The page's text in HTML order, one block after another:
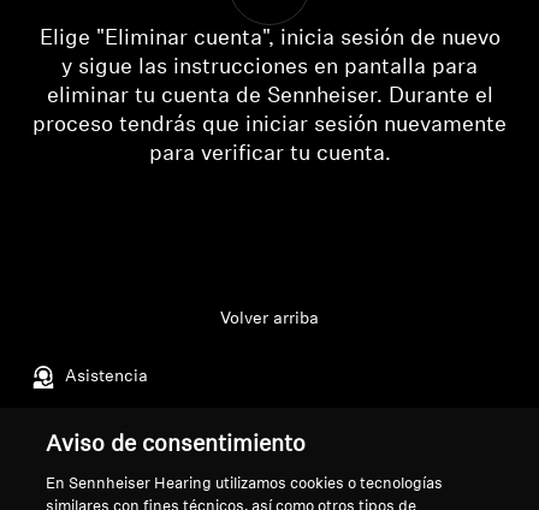
Descubre AMBEO
Piezas y accesorios AMBEO
Sound Space
Asistencia
Elige "Eliminar cuenta", inicia sesión de nuevo
y sigue las instrucciones en pantalla para
eliminar tu cuenta de Sennheiser. Durante el
proceso tendrás que iniciar sesión nuevamente
para verificar tu cuenta.
Asistencia
Volver arriba
Acerca de nosotros
Aviso de consentimiento
En Sennheiser Hearing utilizamos cookies o tecnologías